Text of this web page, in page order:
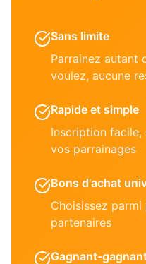
Sans limite
Parrainez autant
voulez, aucune
Rapide et simple
Inscription facile,
vos parrainages
Bons d'achat
Choisissez
partenaires
Gagnant-